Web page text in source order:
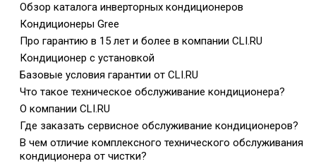
Обзор каталога инверторных кондиционеров
Кондиционеры Gree
Про гарантию в 15 лет и более в компании CLI.RU
Кондиционер с установкой
Базовые условия гарантии от CLI.RU
Что такое техническое обслуживание кондиционера?
О компании CLI.RU
Где заказать сервисное обслуживание кондиционеров?
В чем отличие комплексного технического обслуживания
кондиционера от чистки?